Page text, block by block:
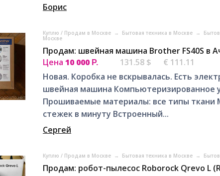
Борис
Куплю / Продам в Москве → Бытовая техника в Москве →
Москве
Продам: швейная машина Brother FS40S в
Цена 10 000 Р. 131.58 $
€ 111.11
Новая. Коробка не вскрывалась. Есть
швейная машина Компьютеризированное
Прошиваемые материалы: все типы ткани
стежек в минуту Встроенный...
Сергей
Куплю / Продам в Москве → Бытовая техника в Москве →
Продам: робот-пылесос Roborock Qrevo L